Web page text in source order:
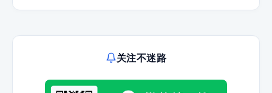
关注不迷路